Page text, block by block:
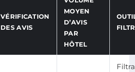
VÉRIFICATION
DES AVIS
MOYEN
D’AVIS
PAR
HÔTEL